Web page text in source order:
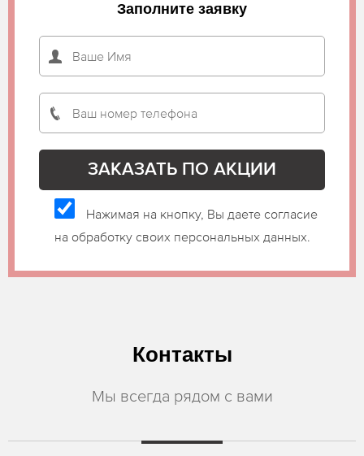
Заполните заявку
Нажимая на кнопку, Вы даете согласие
на обработку своих персональных данных.
Контакты
Мы всегда рядом с вами